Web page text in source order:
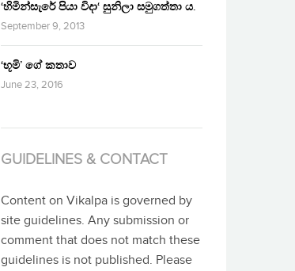
‘හිමින්සැරේ පියා විදා‘ සුනිලා සමුගත්තා ය.
September 9, 2013
‘භූමි’ ගේ කතාව
June 23, 2016
GUIDELINES & CONTACT
Content on Vikalpa is governed by
site guidelines. Any submission or
comment that does not match these
guidelines is not published. Please